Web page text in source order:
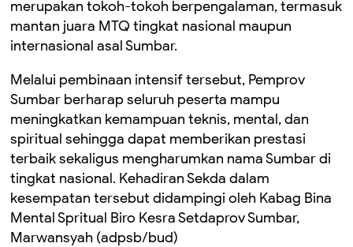
merupakan tokoh-tokoh berpengalaman, termasuk
mantan juara MTQ tingkat nasional maupun
internasional asal Sumbar.
Melalui pembinaan intensif tersebut, Pemprov
Sumbar berharap seluruh peserta mampu
meningkatkan kemampuan teknis, mental, dan
spiritual sehingga dapat memberikan prestasi
terbaik sekaligus mengharumkan nama Sumbar di
tingkat nasional. Kehadiran Sekda dalam
kesempatan tersebut didampingi oleh Kabag Bina
Mental Spritual Biro Kesra Setdaprov Sumbar,
Marwansyah (adpsb/bud)